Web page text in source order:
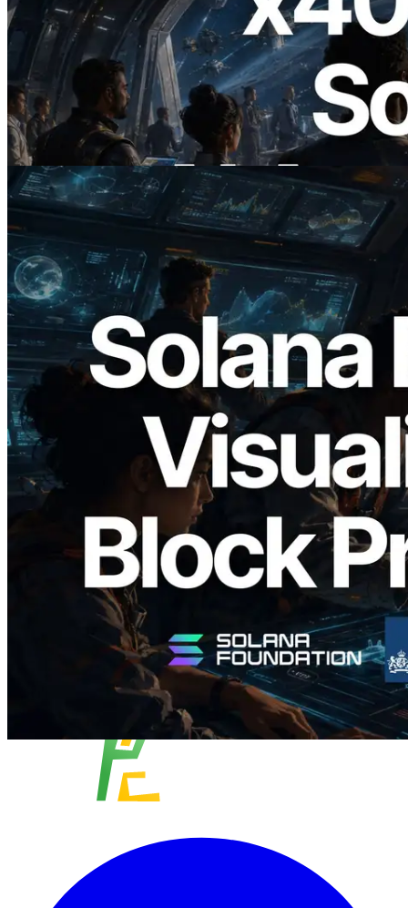
2026.07.04
ERPC Lanceert x402-Enabled Solana
RPC — Het Tijdperk Waarin AI Agents
On Demand Voor API's Betalen
Lees dit artikel
2026.05.24
Validators Solutions lanceert Solana
Block Analyzer — blockproductietijd per
slot en de toegewezen validator
gevisualiseerd